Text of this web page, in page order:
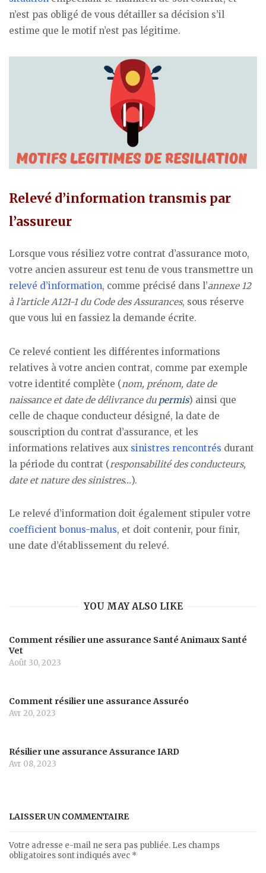
n’est pas obligé de vous détailler sa décision s’il
estime que le motif n’est pas légitime.
Relevé d’information transmis par
l’assureur
Lorsque vous résiliez votre contrat d’assurance moto,
votre ancien assureur est tenu de vous transmettre un
relevé d’information, comme précisé dans l’annexe 12
à l’article A121-1 du Code des Assurances, sous réserve
que vous lui en fassiez la demande écrite.
Ce relevé contient les différentes informations
relatives à votre ancien contrat, comme par exemple
votre identité complète (nom, prénom, date de
naissance et date de délivrance du permis) ainsi que
celle de chaque conducteur désigné, la date de
souscription du contrat d’assurance, et les
informations relatives aux sinistres rencontrés durant
la période du contrat (responsabilité des conducteurs,
date et nature des sinistres…).
Le relevé d’information doit également stipuler votre
coefficient bonus-malus, et doit contenir, pour finir,
une date d’établissement du relevé.
YOU MAY ALSO LIKE
Comment résilier une assurance Santé Animaux Santé
Vet
Août 30, 2023
Comment résilier une assurance Assuréo
Avr 20, 2023
Résilier une assurance Assurance IARD
Avr 08, 2023
LAISSER UN COMMENTAIRE
Votre adresse e-mail ne sera pas publiée. Les champs
obligatoires sont indiqués avec *